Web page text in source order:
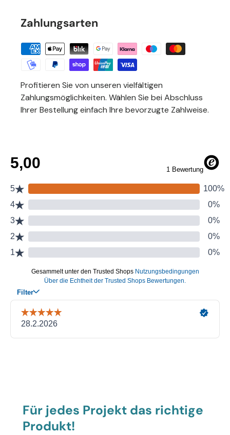
Zahlungsarten
Profitieren Sie von unseren vielfältigen
Zahlungsmöglichkeiten. Wählen Sie bei Abschluss
Ihrer Bestellung einfach Ihre bevorzugte Zahlweise.
Für jedes Projekt das richtige
Produkt!